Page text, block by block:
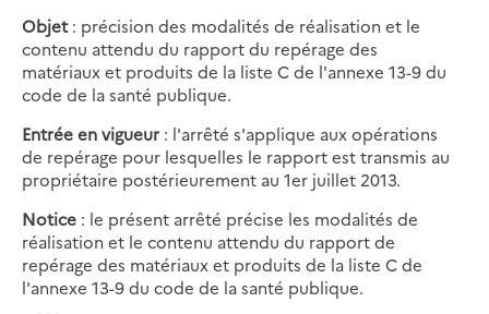
Objet: précision des modalités de réalisation et le
contenu attendu du rapport du repérage des
matériaux et produits de la liste C de l'annexe 13-9 du
code de la santé publique.
Entrée en vigueur : l'arrêté s'applique aux opérations
de repérage pour lesquelles le rapport est transmis au
propriétaire postérieurement au 1er juillet 2013.
Notice : le présent arrêté précise les modalités de
réalisation et le contenu attendu du rapport de
repérage des matériaux et produits de la liste C de
l'annexe 13-9 du code de la santé publique.